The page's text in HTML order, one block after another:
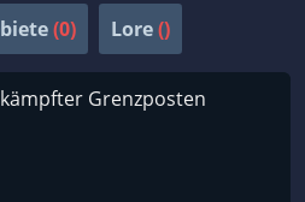
(0) Lore()
Grenzposten